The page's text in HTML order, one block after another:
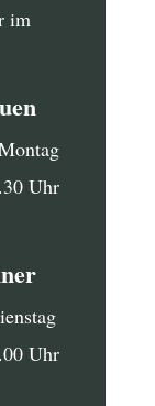
im
Uhr
Uhr